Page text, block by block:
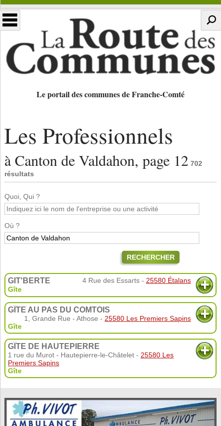
Le portail des communes de Franche-Comté
Les Professionnels
à Canton de Valdahon, page 12 702
résultats
Quoi, Qui ?
Où ?
RECHERCHER
GIT'BERTE 4 Rue des Essarts - 25580 Étalans
Gîte
GÎTE AU PAS DU COMTOIS
1, Grande Rue - Athose - 25580 Les Premiers Sapins
Gîte
GÎTE DE HAUTEPIERRE
1 rue du Murot - Hautepierre-le-Châtelet - 25580 Les
Premiers Sapins
Gîte